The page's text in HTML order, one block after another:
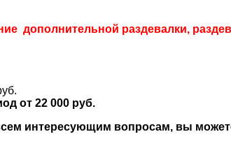
дополнительной раздевалки,
от 22 000 руб.
интересующим вопросам, вы